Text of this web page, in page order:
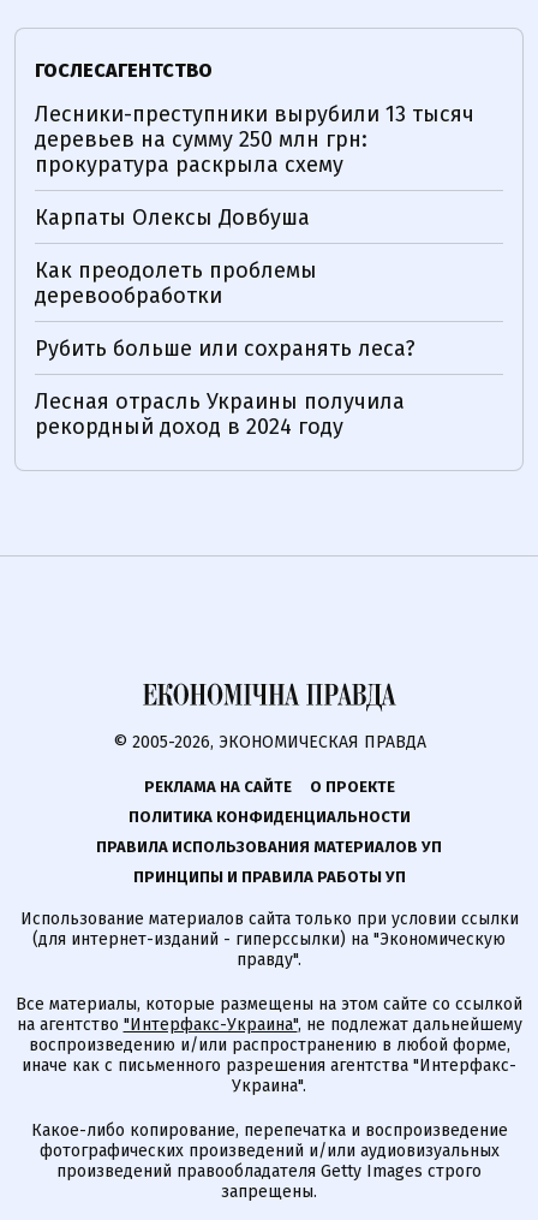
ГОСЛЕСАГЕНТСТВО
Лесники-преступники вырубили 13 тысяч
деревьев на сумму 250 млн грн:
прокуратура раскрыла схему
Карпаты Олексы Довбуша
Как преодолеть проблемы
деревообработки
Рубить больше или сохранять леса?
Лесная отрасль Украины получила
рекордный доход в 2024 году
© 2005-2026, ЭКОНОМИЧЕСКАЯ ПРАВДА
РЕКЛАМА НА САЙТЕ
О ПРОЕКТЕ
ПОЛИТИКА КОНФИДЕНЦИАЛЬНОСТИ
ПРАВИЛА ИСПОЛЬЗОВАНИЯ МАТЕРИАЛОВ УП
ПРИНЦИПЫ И ПРАВИЛА РАБОТЫ УП
Использование материалов сайта только при условии ссылки
(для интернет-изданий - гиперссылки) на "Экономическую
правду".
Все материалы, которые размещены на этом сайте со ссылкой
на агентство "Интерфакс-Украина", не подлежат дальнейшему
воспроизведению и/или распространению в любой форме,
иначе как с письменного разрешения агентства "Интерфакс-
Украина".
Какое-либо копирование, перепечатка и воспроизведение
фотографических произведений и/или аудиовизуальных
произведений правообладателя Getty Images строго
запрещены.